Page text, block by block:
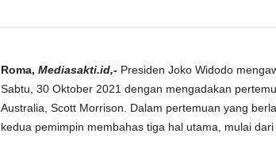
Roma, Mediasakti.id,- Presiden Joko Widodo
Sabtu, 30 Oktober 2021 dengan mengadakan
Australia, Scott Morrison. Dalam pertemuan yang
kedua pemimpin membahas tiga hal utama, mulai